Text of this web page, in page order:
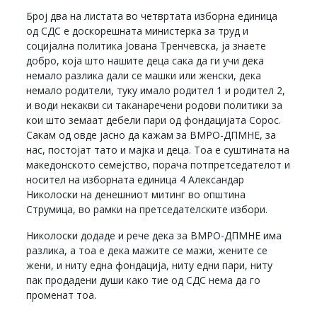
Број два на листата во четвртата изборна единица
од СДС е доскорешната министерка за труд и
социјална политика Јована Тренчевска, ја знаете
добро, која што нашите деца сака да ги учи дека
немало разлика дали се машки или женски, дека
немало родители, туку имало родител 1 и родител 2,
и води некакви си таканаречени родови политики за
кои што земаат дебели пари од фондацијата Сорос.
Сакам од овде јасно да кажам за ВМРО-ДПМНЕ, за
нас, постојат тато и мајка и деца. Тоа е суштината на
македонското семејство, порача потпретседателот и
носител на изборната единица 4 Александар
Николоски на денешниот митинг во општина
Струмица, во рамки на претседателските избори.
Николоски додаде и рече дека за ВМРО-ДПМНЕ има
разлика, а тоа е дека мажите се мажи, жените се
жени, и ниту една фондација, ниту едни пари, ниту
пак продадени души како тие од СДС нема да го
променат тоа.